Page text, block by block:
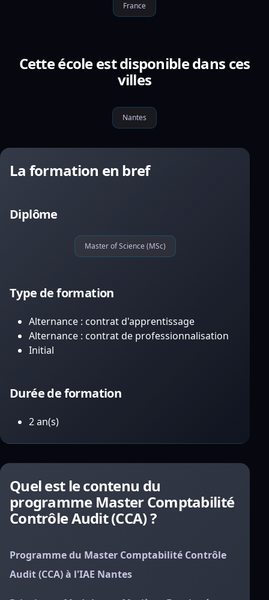
France
Cette école est disponible dans ces
villes
Nantes
La formation en bref
Diplôme
Master of Science (MSc)
Type de formation
Alternance : contrat d'apprentissage
Alternance : contrat de professionnalisation
Initial
Durée de formation
2 an(s)
Quel est le contenu du
programme Master Comptabilité
Contrôle Audit (CCA) ?
Programme du Master Comptabilité Contrôle
Audit (CCA) à l'IAE Nantes